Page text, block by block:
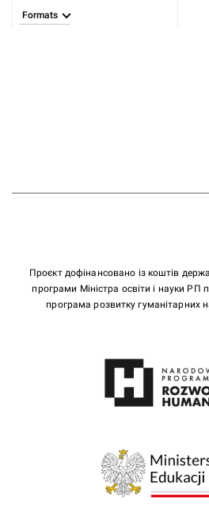
Formats
Проєкт дофінансовано із коштів
програми Міністра освіти і науки РП
програма розвитку гуманітарних